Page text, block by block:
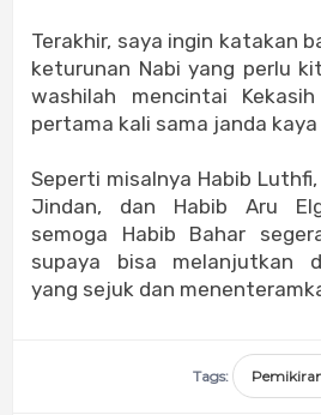
Terakhir, saya ingin katakan
keturunan Nabi yang perlu
washilah mencintai
pertama kali sama janda
Seperti misalnya Habib Luthfi,
Jindan, dan Habib Aru
semoga Habib Bahar
supaya bisa melanjutkan
yang sejuk dan
Tags: